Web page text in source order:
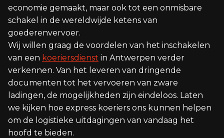
economie gemaakt, maar ook tot een onmisbare
schakel in de wereldwijde ketens van
goederenvervoer.
Wij willen graag de voordelen van het inschakelen
van een koeriersdienst in Antwerpen verder
verkennen. Van het leveren van dringende
documenten tot het vervoeren van zware
ladingen, de mogelijkheden zijn eindeloos. Laten
we kijken hoe express koeriers ons kunnen helpen
om de logistieke uitdagingen van vandaag het
hoofd te bieden.